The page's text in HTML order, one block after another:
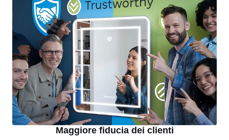
Maggiore fiducia dei clienti